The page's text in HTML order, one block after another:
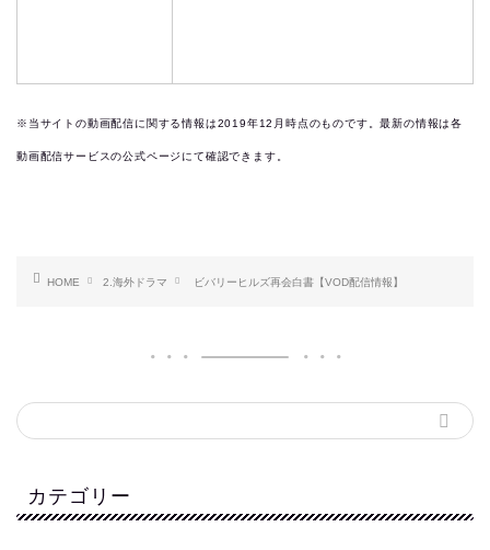
※当サイトの動画配信に関する情報は2019年12月時点のものです。最新の情報は各
動画配信サービスの公式ページにて確認できます。
HOME 2.海外ドラマ ビバリーヒルズ再会白書【VOD配信情報】
カテゴリー